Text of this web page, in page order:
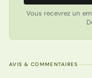
Vous recevrez un
AVIS & COMMENTAIRES